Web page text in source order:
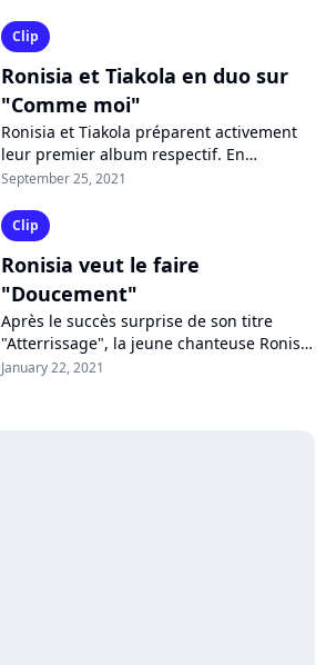
Clip
Ronisia et Tiakola en duo sur
"Comme moi"
Ronisia et Tiakola préparent activement
leur premier album respectif. En
attendant, les deux artistes unissent
moi",...
September 25, 2021
Clip
Ronisia veut le faire
"Doucement"
Après le succès surprise de son titre
"Atterrissage", la jeune chanteuse Ronisia
enchaîne avec "Doucement". Une
January 22, 2021